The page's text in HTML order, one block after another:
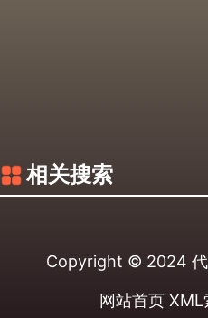
相关搜索
Copyright © 2024
网站首页 XML